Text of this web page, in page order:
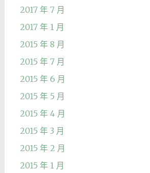
2017 年 7 月
2017 年 1 月
2015 年 8 月
2015 年 7 月
2015 年 6 月
2015 年 5 月
2015 年 4 月
2015 年 3 月
2015 年 2 月
2015 年 1 月